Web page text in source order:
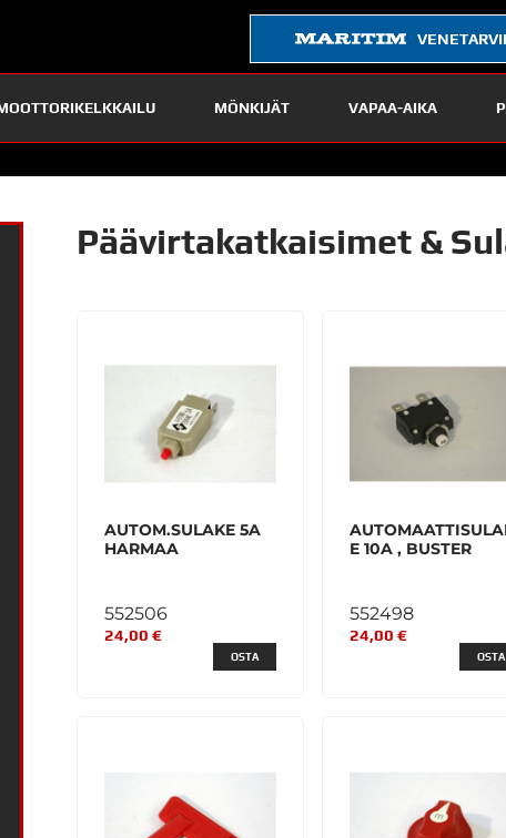
MÖNKIJÄT VAPAA-AIKA
Päävirtakatkaisimet &
AUTOM.SULAKE 5A
HARMAA
552506
24,00 €
OSTA
E 10A , BUSTER
552498
24,00 €
OSTA